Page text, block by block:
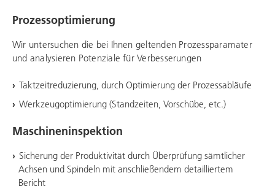
Prozessoptimierung
Wir untersuchen die bei Ihnen geltenden Prozessparamater
und analysieren Potenziale für Verbesserungen
Taktzeitreduzierung, durch Optimierung der Prozessabläufe
Werkzeugoptimierung (Standzeiten, Vorschübe, etc.)
Maschineninspektion
Sicherung der Produktivität durch Überprüfung sämtlicher
Achsen und Spindeln mit anschließendem detailliertem
Bericht